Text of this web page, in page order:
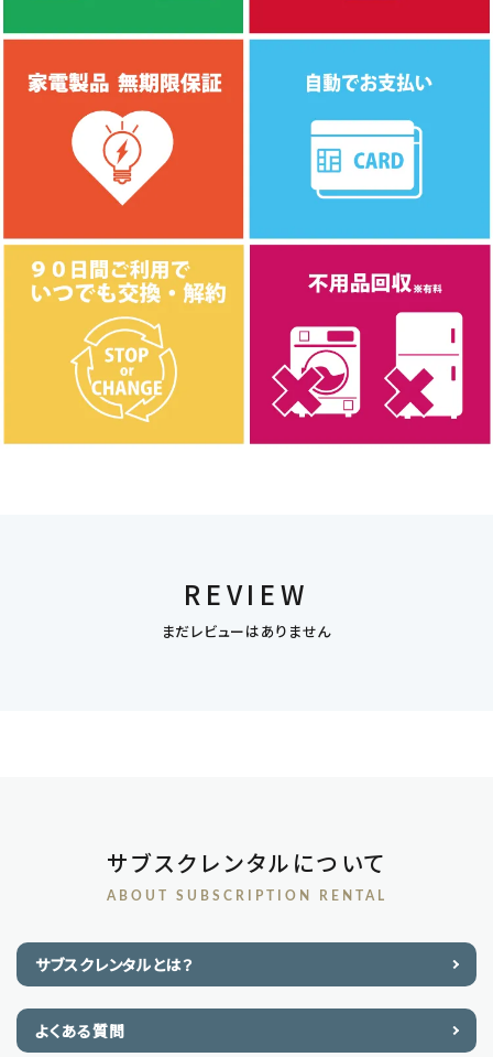
REVIEW
まだレビューはありません
サブスクレンタルについて
ABOUT SUBSCRIPTION RENTAL
サブスクレンタルとは？
よくある質問